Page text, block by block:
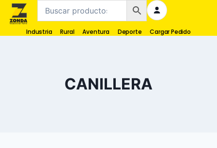
Industria Rural Aventura Deporte Cargar Pedido
CANILLERA